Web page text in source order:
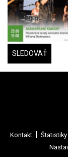
SLEDOVAŤ
Kontakt Štatistiky